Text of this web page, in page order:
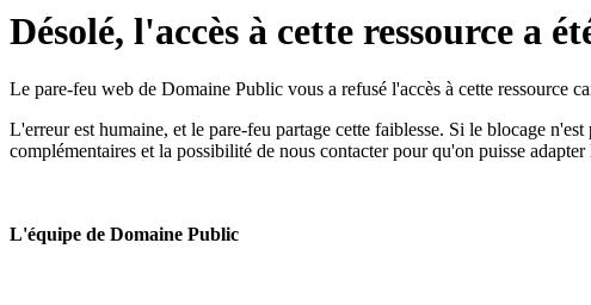
Désolé, l'accès à cette ressource a
Le pare-feu web de Domaine Public vous a refusé l'accès à cette ressource
L'erreur est humaine, et le pare-feu partage cette faiblesse. Si le blocage
complémentaires et la possibilité de nous contacter pour qu'on puisse
L'équipe de Domaine Public